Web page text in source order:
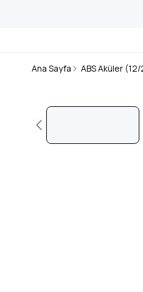
Ana Sayfa ABS Aküler